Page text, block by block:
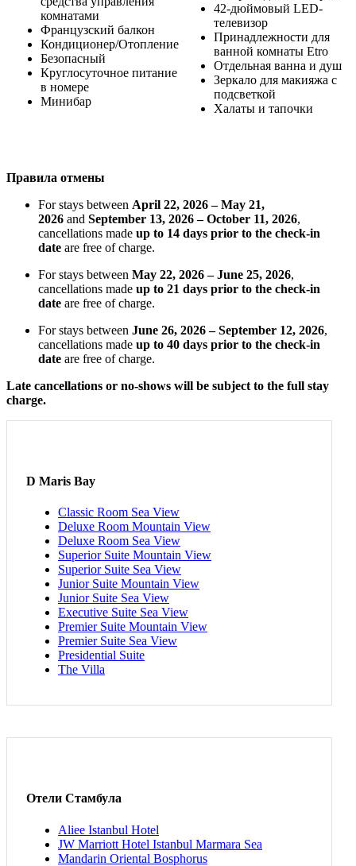
комнатами
Французский балкон
Кондиционер/Отопление
Безопасный
Круглосуточное питание
в номере
Минибар
42-дюймовый LED-
телевизор
Принадлежности для
ванной комнаты Etro
Отдельная ванна и душ
Зеркало для макияжа с
подсветкой
Халаты и тапочки
Правила отмены
For stays between April 22, 2026 – May 21,
2026 and September 13, 2026 – October 11, 2026,
cancellations made up to 14 days prior to the check-in
date are free of charge.
For stays between May 22, 2026 – June 25, 2026,
cancellations made up to 21 days prior to the check-in
date are free of charge.
For stays between June 26, 2026 – September 12, 2026,
cancellations made up to 40 days prior to the check-in
date are free of charge.
Late cancellations or no-shows will be subject to the full stay
charge.
D Maris Bay
Classic Room Sea View
Deluxe Room Mountain View
Deluxe Room Sea View
Superior Suite Mountain View
Superior Suite Sea View
Junior Suite Mountain View
Junior Suite Sea View
Executive Suite Sea View
Premier Suite Mountain View
Premier Suite Sea View
Presidential Suite
The Villa
Отели Стамбула
Aliee Istanbul Hotel
JW Marriott Hotel Istanbul Marmara Sea
Mandarin Oriental Bosphorus